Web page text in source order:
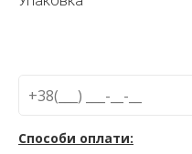
Способи оплати: